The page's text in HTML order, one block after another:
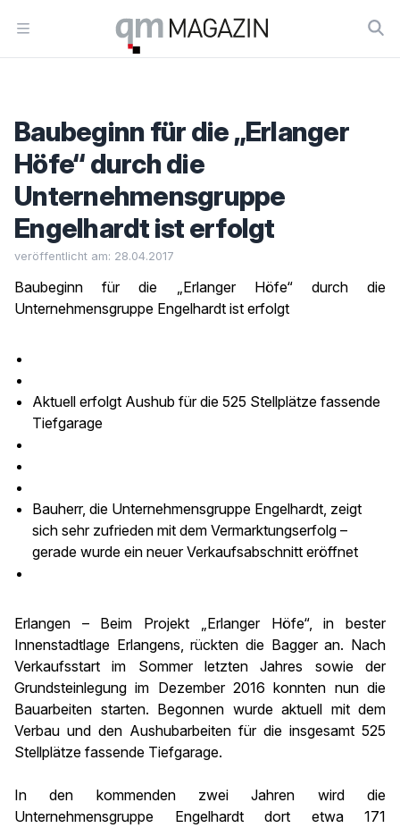
Open menu
Workflow
Baubeginn für die „Erlanger
Höfe“ durch die
Unternehmensgruppe
Engelhardt ist erfolgt
veröffentlicht am: 28.04.2017
Baubeginn für die „Erlanger Höfe“ durch die
Unternehmensgruppe Engelhardt ist erfolgt
Aktuell erfolgt Aushub für die 525 Stellplätze fassende
Tiefgarage
Bauherr, die Unternehmensgruppe Engelhardt, zeigt
sich sehr zufrieden mit dem Vermarktungserfolg –
gerade wurde ein neuer Verkaufsabschnitt eröffnet
Erlangen – Beim Projekt „Erlanger Höfe“, in bester
Innenstadtlage Erlangens, rückten die Bagger an. Nach
Verkaufsstart im Sommer letzten Jahres sowie der
Grundsteinlegung im Dezember 2016 konnten nun die
Bauarbeiten starten. Begonnen wurde aktuell mit dem
Verbau und den Aushubarbeiten für die insgesamt 525
Stellplätze fassende Tiefgarage.
In den kommenden zwei Jahren wird die
Unternehmensgruppe Engelhardt dort etwa 171